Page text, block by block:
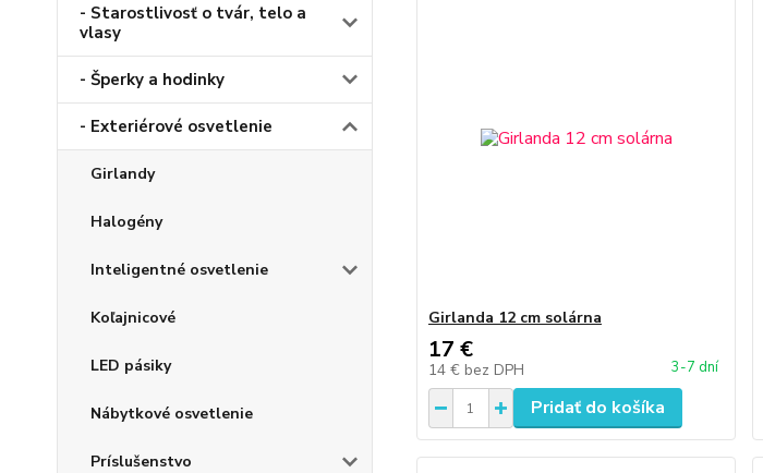
- Starostlivosť o tvár, telo a
vlasy
- Šperky a hodinky
- Exteriérové osvetlenie
Girlandy
Halogény
Inteligentné osvetlenie
Koľajnicové
LED pásiky
Nábytkové osvetlenie
Príslušenstvo
Girlanda 12 cm solárna
17 €
14 € bez DPH 3-7 dní
Pridať do košíka